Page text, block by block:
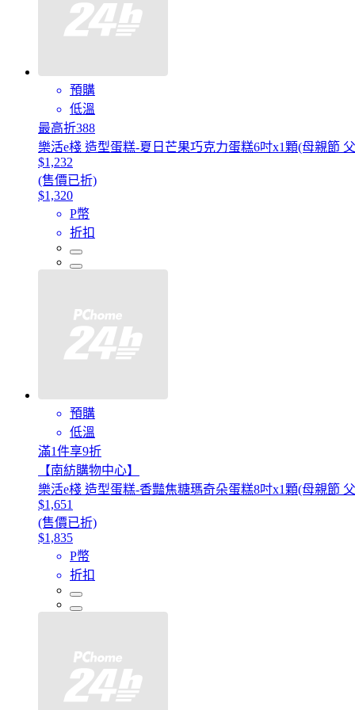
預購
低溫
最高折388
樂活e棧 造型蛋糕-夏日芒果巧克力蛋糕6吋x1顆(母親節
$1,232
(售價已折)
$1,320
P幣
折扣
預購
低溫
滿1件享9折
【南紡購物中心】
樂活e棧 造型蛋糕-香豔焦糖瑪奇朵蛋糕8吋x1顆(母親節
$1,651
(售價已折)
$1,835
P幣
折扣